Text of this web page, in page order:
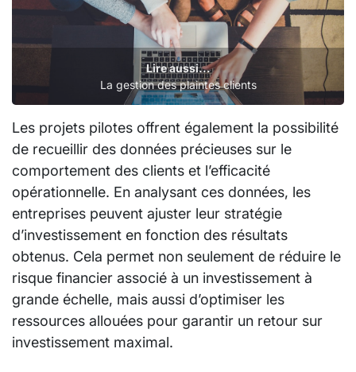
Lire aussi...
La gestion des plaintes clients
Les projets pilotes offrent également la possibilité
de recueillir des données précieuses sur le
comportement des clients et l’efficacité
opérationnelle. En analysant ces données, les
entreprises peuvent ajuster leur stratégie
d’investissement en fonction des résultats
obtenus. Cela permet non seulement de réduire le
risque financier associé à un investissement à
grande échelle, mais aussi d’optimiser les
ressources allouées pour garantir un retour sur
investissement maximal.